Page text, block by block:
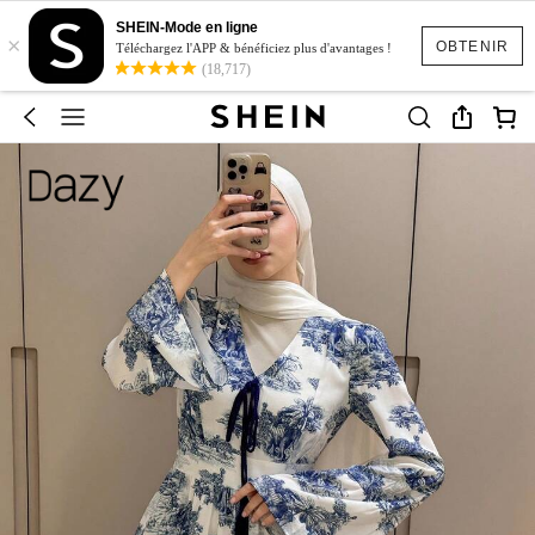
OBTENIR
×
SHEIN-Mode en ligne
Téléchargez l'APP & bénéficiez plus d'avantages !
(18,717)